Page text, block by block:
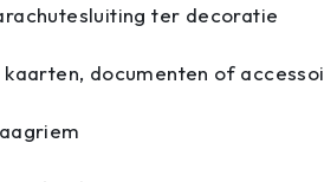
ter decoratie
documenten of